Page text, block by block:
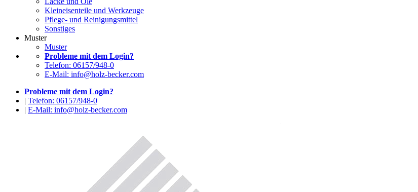
Kleineisenteile und Werkzeuge
Pflege- und Reinigungsmittel
Sonstiges
Muster
Muster
Probleme mit dem Login?
Telefon: 06157/948-0
E-Mail: info@holz-becker.com
Probleme mit dem Login?
| Telefon: 06157/948-0
| E-Mail: info@holz-becker.com